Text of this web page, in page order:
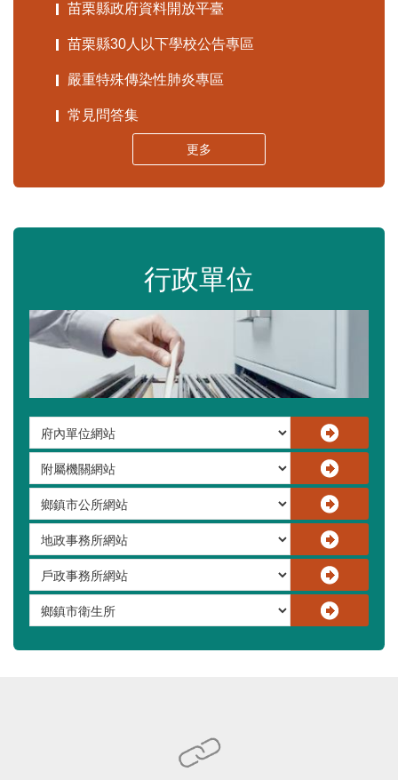
苗栗縣政府資料開放平臺
苗栗縣30人以下學校公告專區
嚴重特殊傳染性肺炎專區
常見問答集
更多
行政單位